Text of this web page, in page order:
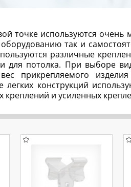
точке используются
так и
различные
для потолка. При выборе
прикрепляемого
легких конструкций
креплений и усиленных